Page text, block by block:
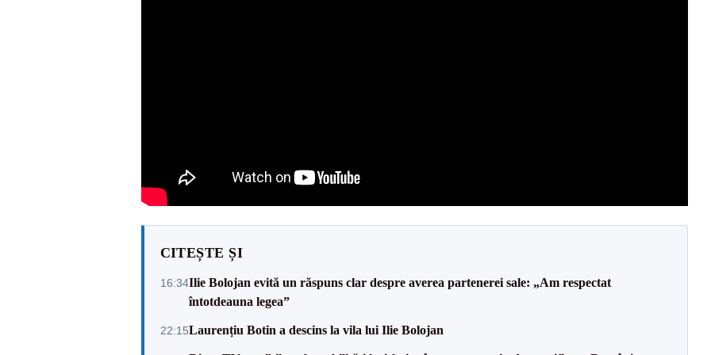
CITEȘTE ȘI
16:34Ilie Bolojan evită un răspuns clar despre averea partenerei sale: „Am respectat
întotdeauna legea”
22:15Laurențiu Botin a descins la vila lui Ilie Bolojan